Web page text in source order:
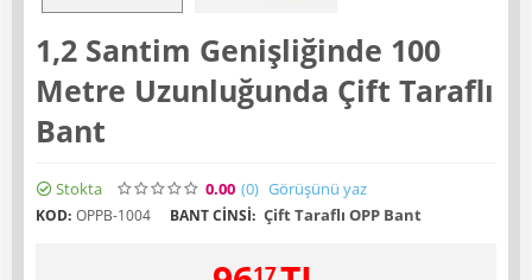
1,2 Santim Genişliğinde 100
Metre Uzunluğunda Çift Taraflı
Bant
Stokta 0.00 (0) Görüşünü yaz
KOD: OPPB-1004 BANT CINSI: Çift Taraflı OPP Bant
17